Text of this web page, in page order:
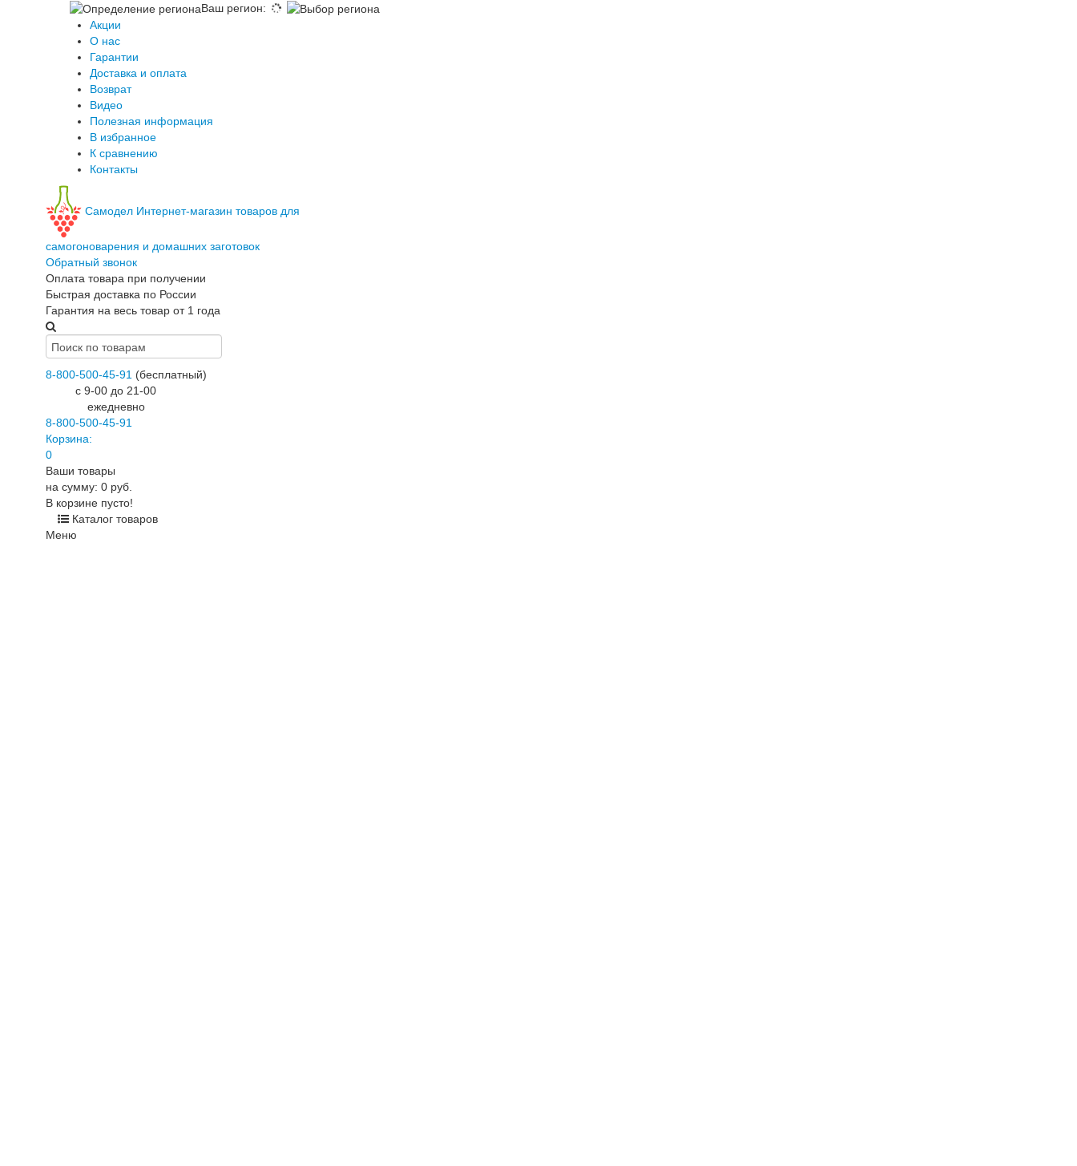
Ваш регион:
Акции
О нас
Гарантии
Доставка и оплата
Возврат
Видео
Полезная информация
В избранное
К сравнению
Контакты
Самодел Интернет-магазин товаров для
самогоноварения и домашних заготовок
Обратный звонок
Оплата товара при получении
Быстрая доставка по России
Гарантия на весь товар от 1 года
8-800-500-45-91 (бесплатный)
c 9-00 до 21-00
ежедневно
8-800-500-45-91
Корзина:
0
Ваши товары
на сумму: 0 руб.
В корзине пусто!
Каталог товаров
Меню